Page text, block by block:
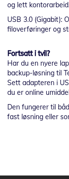
og lett
USB 3.0 (Gigabit):
filoverføringer og
Fortsatt i tvil?
Har du en nyere
backup-løsning til
Sett adapteren i
du er online
Den fungerer til
fast løsning eller